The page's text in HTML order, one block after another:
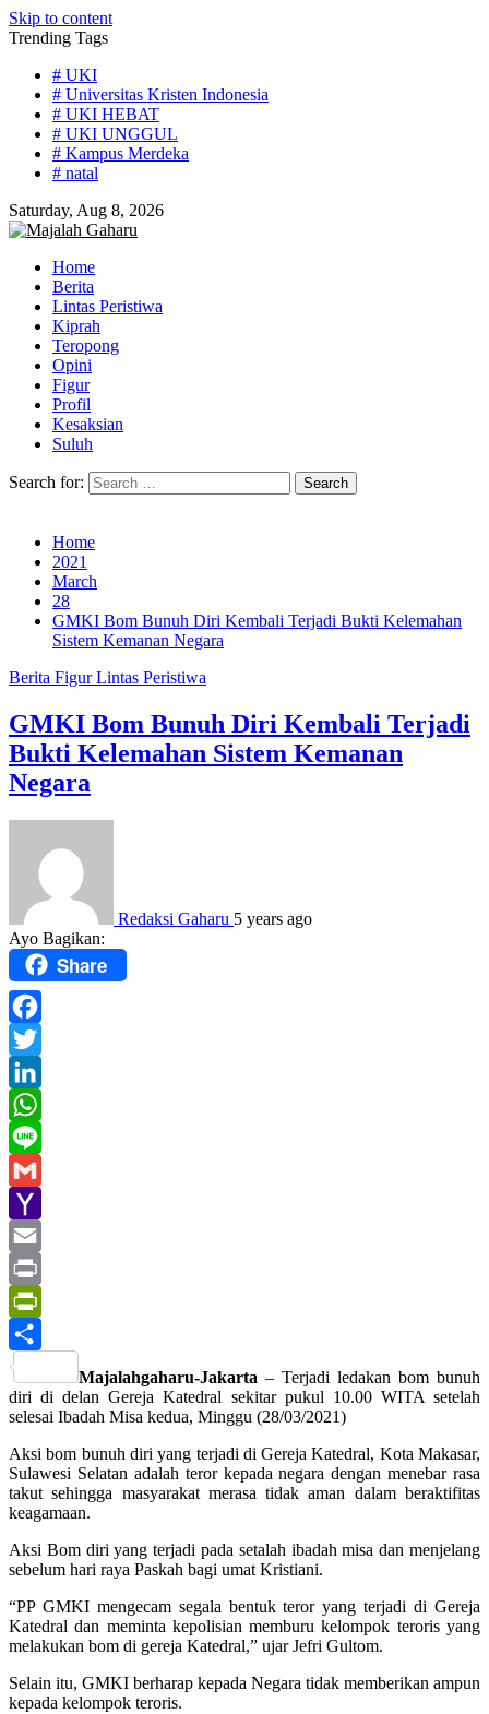
Skip to content
Trending Tags
# UKI
# Universitas Kristen Indonesia
# UKI HEBAT
# UKI UNGGUL
# Kampus Merdeka
# natal
Saturday, Aug 8, 2026
Home
Berita
Lintas Peristiwa
Kiprah
Teropong
Opini
Figur
Profil
Kesaksian
Suluh
Search for:
Home
2021
March
28
GMKI Bom Bunuh Diri Kembali Terjadi Bukti Kelemahan
Sistem Kemanan Negara
Berita FigurLintas Peristiwa
GMKI Bom Bunuh Diri Kembali Terjadi
Bukti Kelemahan Sistem Kemanan
Negara
Redaksi Gaharu 5 years ago
Ayo Bagikan:
Share
Facebook
Twitter
LinkedIn
WhatsApp
Line
Gmail
Yahoo
Mail
Email
Print
PrintFriendly
Share
Majalahgaharu-Jakarta – Terjadi ledakan bom bunuh
diri di delan Gereja Katedral sekitar pukul 10.00 WITA setelah
selesai Ibadah Misa kedua, Minggu (28/03/2021)
Aksi bom bunuh diri yang terjadi di Gereja Katedral, Kota Makasar,
Sulawesi Selatan adalah teror kepada negara dengan menebar rasa
takut sehingga masyarakat merasa tidak aman dalam beraktifitas
keagamaan.
Aksi Bom diri yang terjadi pada setalah ibadah misa dan menjelang
sebelum hari raya Paskah bagi umat Kristiani.
“PP GMKI mengecam segala bentuk teror yang terjadi di Gereja
Katedral dan meminta kepolisian memburu kelompok teroris yang
melakukan bom di gereja Katedral,” ujar Jefri Gultom.
Selain itu, GMKI berharap kepada Negara tidak memberikan ampun
kepada kelompok teroris.